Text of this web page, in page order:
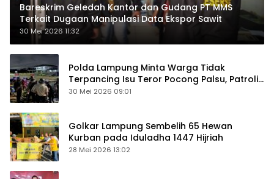
Bareskrim Geledah Kantor dan Gudang PT MMS
Terkait Dugaan Manipulasi Data Ekspor Sawit
30 Mei 2026 11:32
Polda Lampung Minta Warga Tidak
Terpancing Isu Teror Pocong Palsu, Patroli
Keamanan Ditingkatkan
30 Mei 2026 09:01
Golkar Lampung Sembelih 65 Hewan
Kurban pada Iduladha 1447 Hijriah
28 Mei 2026 13:02